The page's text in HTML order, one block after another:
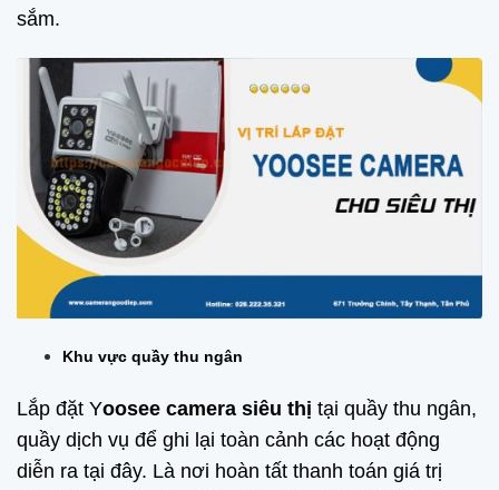
sắm.
Khu vực quầy thu ngân
Lắp đặt Yoosee camera siêu thị tại quầy thu ngân,
quầy dịch vụ để ghi lại toàn cảnh các hoạt động
diễn ra tại đây. Là nơi hoàn tất thanh toán giá trị